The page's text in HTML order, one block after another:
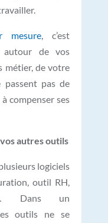
mesure, c’est
autour de vos
métier, de votre
passent pas de
compenser ses
autres outils
logiciels
outil RH,
Dans un
outils ne se